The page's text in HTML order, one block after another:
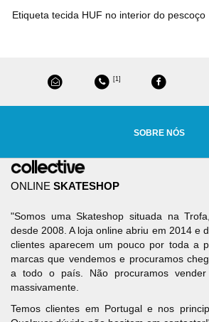
Etiqueta tecida HUF no interior do pescoço
[1]
SOBRE NÓS
ONLINE SKATESHOP
"Somos uma Skateshop situada na
desde 2008. A loja online abriu em 2014 e
clientes aparecem um pouco por toda a
marcas que vendemos e procuramos
a todo o país. Não procuramos
massivamente.
Temos clientes em Portugal e nos